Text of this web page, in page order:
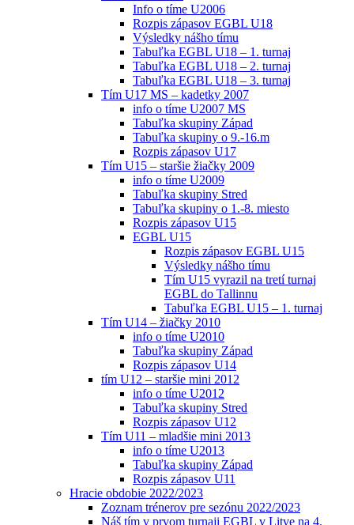
Info o tíme U2006
Rozpis zápasov EGBL U18
Výsledky nášho tímu
Tabuľka EGBL U18 – 1. turnaj
Tabuľka EGBL U18 – 2. turnaj
Tabuľka EGBL U18 – 3. turnaj
Tím U17 MS – kadetky 2007
info o tíme U2007 MS
Tabuľka skupiny Západ
Tabuľka skupiny o 9.-16.m
Rozpis zápasov U17
Tím U15 – staršie žiačky 2009
info o tíme U2009
Tabuľka skupiny Stred
Tabuľka skupiny o 1.-8. miesto
Rozpis zápasov U15
EGBL U15
Rozpis zápasov EGBL U15
Výsledky nášho tímu
Tím U15 vyrazil na tretí turnaj
EGBL do Tallinnu
Tabuľka EGBL U15 – 1. turnaj
Tím U14 – žiačky 2010
info o tíme U2010
Tabuľka skupiny Západ
Rozpis zápasov U14
tím U12 – staršie mini 2012
info o tíme U2012
Tabuľka skupiny Stred
Rozpis zápasov U12
Tím U11 – mladšie mini 2013
info o tíme U2013
Tabuľka skupiny Západ
Rozpis zápasov U11
Hracie obdobie 2022/2023
Zoznam trénerov pre sezónu 2022/2023
Náš tím v prvom turnaji EGBL v Litve na 4.